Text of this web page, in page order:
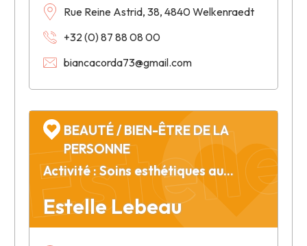
Rue Reine Astrid, 38, 4840 Welkenraedt
+32 (0) 87 88 08 00
biancacorda73@gmail.com
Estelle Lebeau
BEAUTÉ / BIEN-ÊTRE DE LA
PERSONNE
Activité : Soins esthétiques au naturel - Ateliers cosmétiques